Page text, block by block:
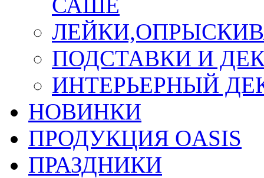
ПОДСТАВКИ И
ИНТЕРЬЕРНЫЙ
НОВИНКИ
ПРОДУКЦИЯ OASIS
ПРАЗДНИКИ